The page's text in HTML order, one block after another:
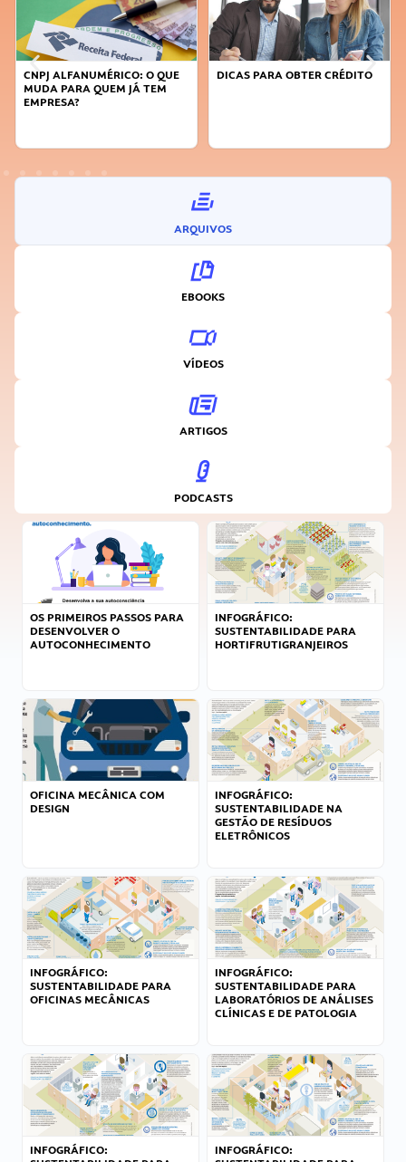
DICAS PARA OBTER CRÉDITO
FAÇA A DIFERENÇA: SEJA
ARQUIVOS
EBOOKS
VÍDEOS
ARTIGOS
PODCASTS
OS PRIMEIROS PASSOS PARA
DESENVOLVER O
AUTOCONHECIMENTO
INFOGRÁFICO:
SUSTENTABILIDADE PARA
HORTIFRUTIGRANJEIROS
OFICINA MECÂNICA COM
DESIGN
INFOGRÁFICO:
SUSTENTABILIDADE NA
GESTÃO DE RESÍDUOS
ELETRÔNICOS
INFOGRÁFICO:
SUSTENTABILIDADE PARA
OFICINAS MECÂNICAS
INFOGRÁFICO:
SUSTENTABILIDADE PARA
LABORATÓRIOS DE ANÁLISES
CLÍNICAS E DE PATOLOGIA
INFOGRÁFICO:
INFOGRÁFICO: